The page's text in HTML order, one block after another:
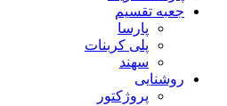
جعبه تقسیم
پارسا
پلی کربنات
سهند
روشنایی
پروژکتور